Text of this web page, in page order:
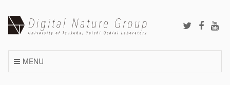
content
MENU